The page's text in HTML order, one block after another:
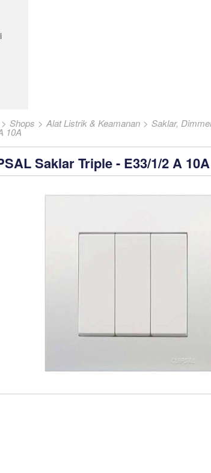
> Shops > Alat Listrik & Keamanan > Saklar,
10A
Saklar Triple - E33/1/2 A 10A